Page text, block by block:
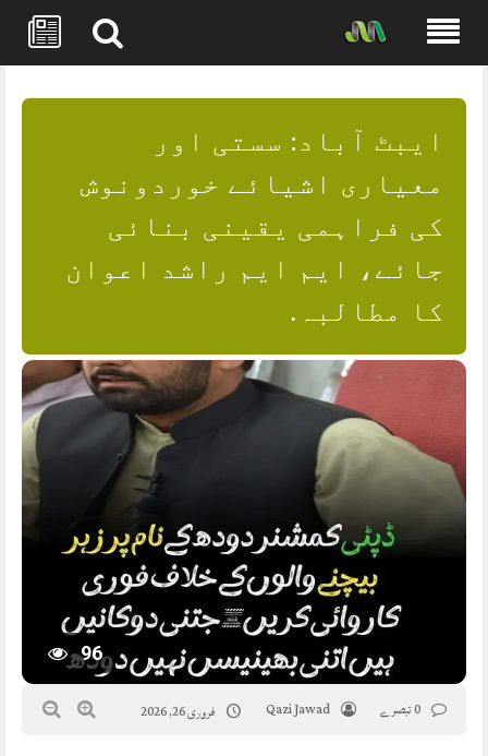
content
ایبٹ آباد: سستی اور
معیاری اشیائے خوردونوش
کی فراہمی یقینی بنائی
جائے، ایم ایم راشد اعوان
کا مطالبہ.
96
Qazi Jawad فروری 26, 2026